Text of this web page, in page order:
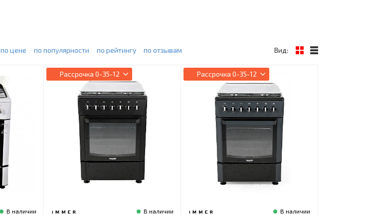
по цене по популярности по рейтингу по отзывам Вид:
В наличии
Рассрочка 0-35-12
В наличии
Рассрочка 0-35-12
В наличии